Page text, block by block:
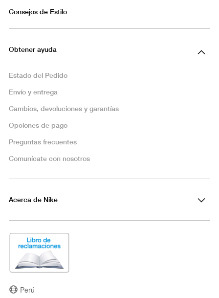
Consejos de Estilo
Obtener ayuda
Estado del Pedido
Envío y entrega
Cambios, devoluciones y garantías
Opciones de pago
Preguntas frecuentes
Comunícate con nosotros
Acerca de Nike
Perú